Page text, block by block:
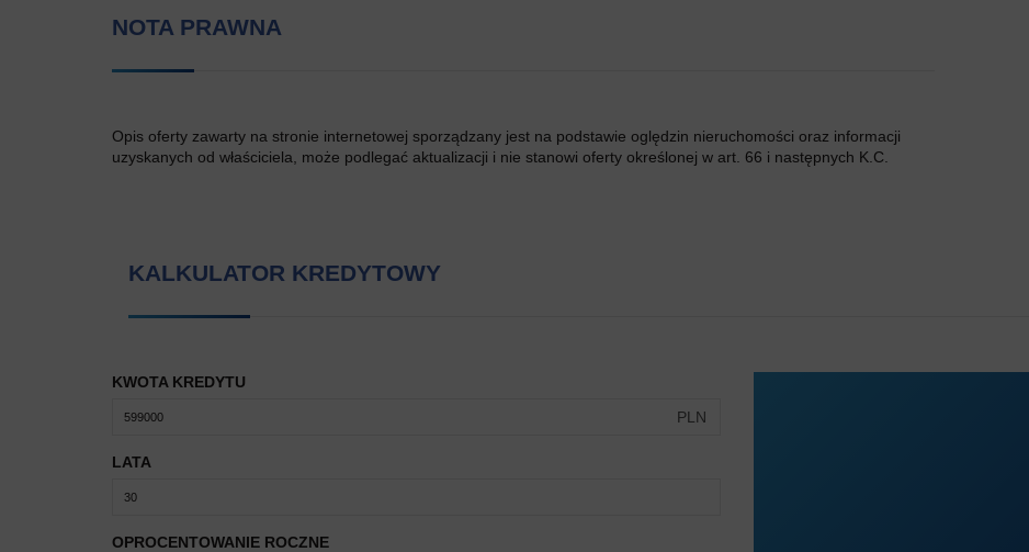
NOTA PRAWNA
Opis oferty zawarty na stronie internetowej sporządzany jest na podstawie oględzin nieruchomości oraz informacji
uzyskanych od właściciela, może podlegać aktualizacji i nie stanowi oferty określonej w art. 66 i następnych K.C.
KALKULATOR KREDYTOWY
KWOTA KREDYTU
PLN
LATA
OPROCENTOWANIE ROCZNE